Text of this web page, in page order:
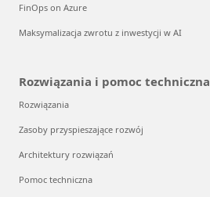
FinOps on Azure
Maksymalizacja zwrotu z inwestycji w AI
Rozwiązania i pomoc techniczna
Rozwiązania
Zasoby przyspieszające rozwój
Architektury rozwiązań
Pomoc techniczna